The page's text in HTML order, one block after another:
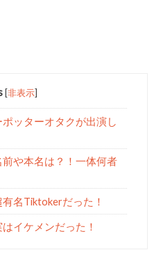
[非表示]
ッターオタクが出演し
や本名は？！一体何者
名Tiktokerだった！
イケメンだった！